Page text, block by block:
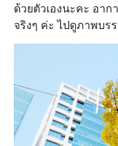
ด้วยตัวเองนะคะ อา
จริงๆ ค่ะ ไปดูภาพบร